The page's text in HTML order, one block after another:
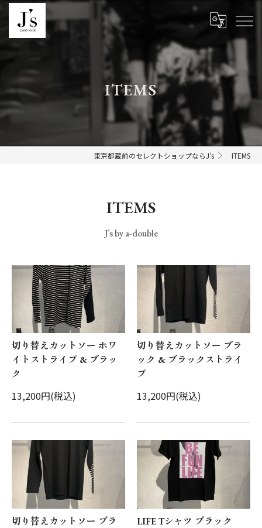
ITEMS
東京都蔵前のセレクトショップならJ's ITEMS
ITEMS
J’s by a-double
切り替えカットソー ホワ
イトストライプ & ブラッ
ク
13,200円(税込)
切り替えカットソー ブラ
ック & ブラックストライ
プ
13,200円(税込)
切り替えカットソー ブラ
LIFE Tシャツ ブラック